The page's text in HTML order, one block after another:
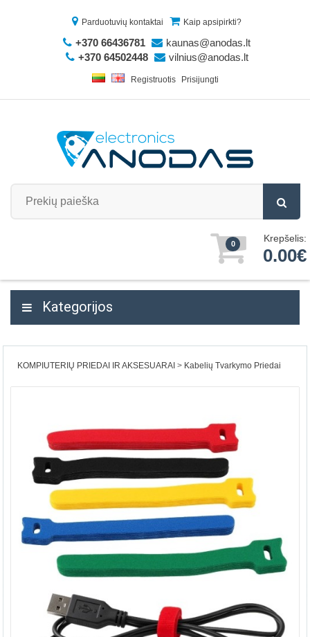
Parduotuvių kontaktai Kaip apsipirkti?
+370 66436781
kaunas@anodas.lt
+370 64502448
vilnius@anodas.lt
Registruotis Prisijungti
0 Krepšelis:
0.00€
Kategorijos
KOMPIUTERIŲ PRIEDAI IR AKSESUARAI Kabelių Tvarkymo Priedai